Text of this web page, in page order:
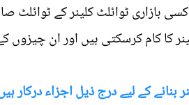
بازاری ٹوائلٹ کلینر کے
کا کام کرسکتی ہیں اور ان
بنانے کے لیے درج ذیل اجزاء درکار